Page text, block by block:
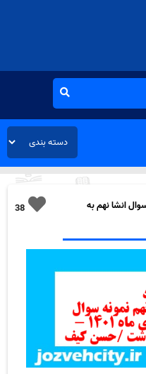
38
انشا نهم به